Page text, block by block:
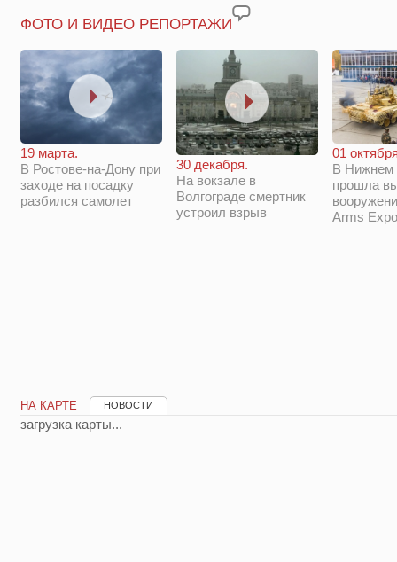
ФОТО И ВИДЕО РЕПОРТАЖИ
19 марта.
В Ростове-на-Дону при
заходе на посадку
разбился самолет
30 декабря.
На вокзале в
Волгограде смертник
устроил взрыв
01
В Нижнем
прошла
Arms
НА КАРТЕ НОВОСТИ
загрузка карты...